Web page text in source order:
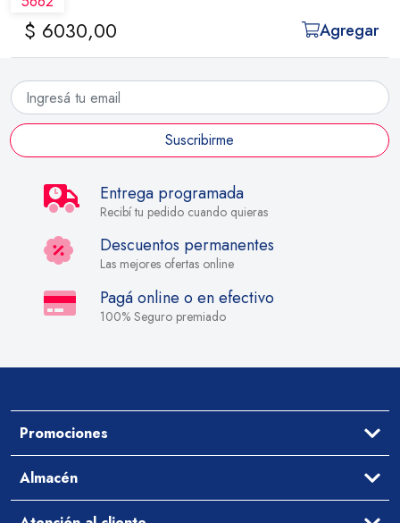
$ 6030,00 Agregar
Suscribirme
Entrega programada
Recibí tu pedido cuando quieras
Descuentos permanentes
Las mejores ofertas online
Pagá online o en efectivo
100% Seguro premiado
Promociones
Almacén